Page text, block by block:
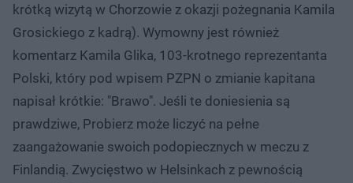
krótką wizytą w Chorzowie z okazji pożegnania Kamila
Grosickiego z kadrą). Wymowny jest również
komentarz Kamila Glika, 103-krotnego reprezentanta
Polski, który pod wpisem PZPN o zmianie kapitana
napisał krótkie: "Brawo". Jeśli te doniesienia są
prawdziwe, Probierz może liczyć na pełne
zaangażowanie swoich podopiecznych w meczu z
Finlandią. Zwycięstwo w Helsinkach z pewnością